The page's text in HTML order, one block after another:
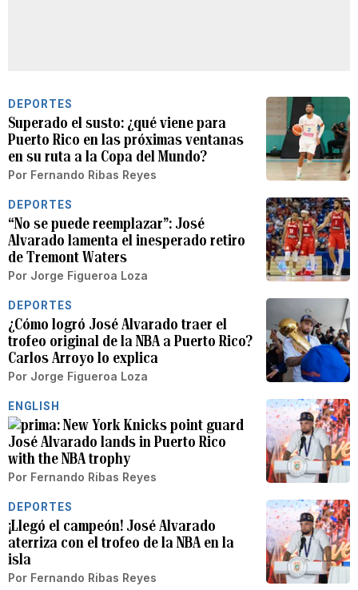
DEPORTES
Superado el susto: ¿qué viene para
Puerto Rico en las próximas ventanas
en su ruta a la Copa del Mundo?
Por Fernando Ribas Reyes
DEPORTES
“No se puede reemplazar”: José
Alvarado lamenta el inesperado retiro
de Tremont Waters
Por Jorge Figueroa Loza
DEPORTES
¿Cómo logró José Alvarado traer el
trofeo original de la NBA a Puerto Rico?
Carlos Arroyo lo explica
Por Jorge Figueroa Loza
ENGLISH
New York Knicks point guard
José Alvarado lands in Puerto Rico
with the NBA trophy
Por Fernando Ribas Reyes
DEPORTES
¡Llegó el campeón! José Alvarado
aterriza con el trofeo de la NBA en la
isla
Por Fernando Ribas Reyes